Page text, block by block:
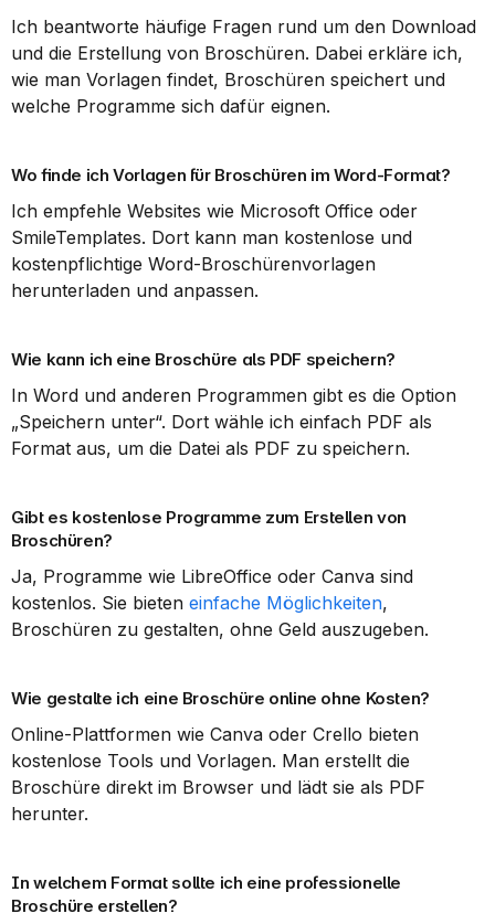
Ich beantworte häufige Fragen rund um den Download
und die Erstellung von Broschüren. Dabei erkläre ich,
wie man Vorlagen findet, Broschüren speichert und
welche Programme sich dafür eignen.
Wo finde ich Vorlagen für Broschüren im Word-Format?
Ich empfehle Websites wie Microsoft Office oder
SmileTemplates. Dort kann man kostenlose und
kostenpflichtige Word-Broschürenvorlagen
herunterladen und anpassen.
Wie kann ich eine Broschüre als PDF speichern?
In Word und anderen Programmen gibt es die Option
„Speichern unter“. Dort wähle ich einfach PDF als
Format aus, um die Datei als PDF zu speichern.
Gibt es kostenlose Programme zum Erstellen von
Broschüren?
Ja, Programme wie LibreOffice oder Canva sind
kostenlos. Sie bieten einfache Möglichkeiten,
Broschüren zu gestalten, ohne Geld auszugeben.
Wie gestalte ich eine Broschüre online ohne Kosten?
Online-Plattformen wie Canva oder Crello bieten
kostenlose Tools und Vorlagen. Man erstellt die
Broschüre direkt im Browser und lädt sie als PDF
herunter.
In welchem Format sollte ich eine professionelle
Broschüre erstellen?